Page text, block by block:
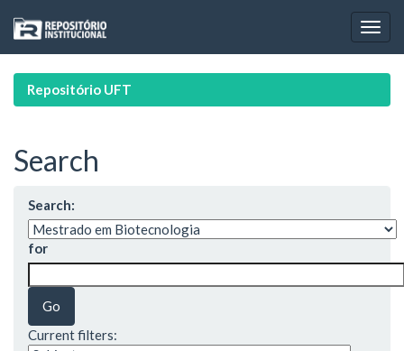
navigation
Repositório UFT
Search
Search:
for
Current filters: